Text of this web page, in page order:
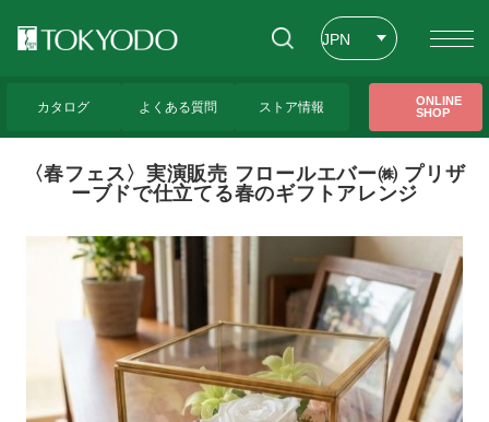
JPN
カタログ よくある質問 ストア情報
ONLINE
SHOP
〈春フェス〉実演販売 フロールエバー㈱
プリザーブドで仕立てる春のギフトアレンジ
〈春フェス〉実演販売 フロールエバー㈱ プリザ
ーブドで仕立てる春のギフトアレンジ